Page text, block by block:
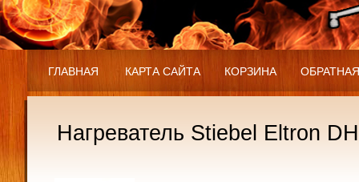
ГЛАВНАЯ КАРТА САЙТА КОРЗИНА
Нагреватель Stiebel Eltron